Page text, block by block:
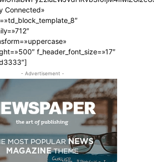
Connected»
f_header_font_size=»17″
- Advertisement -